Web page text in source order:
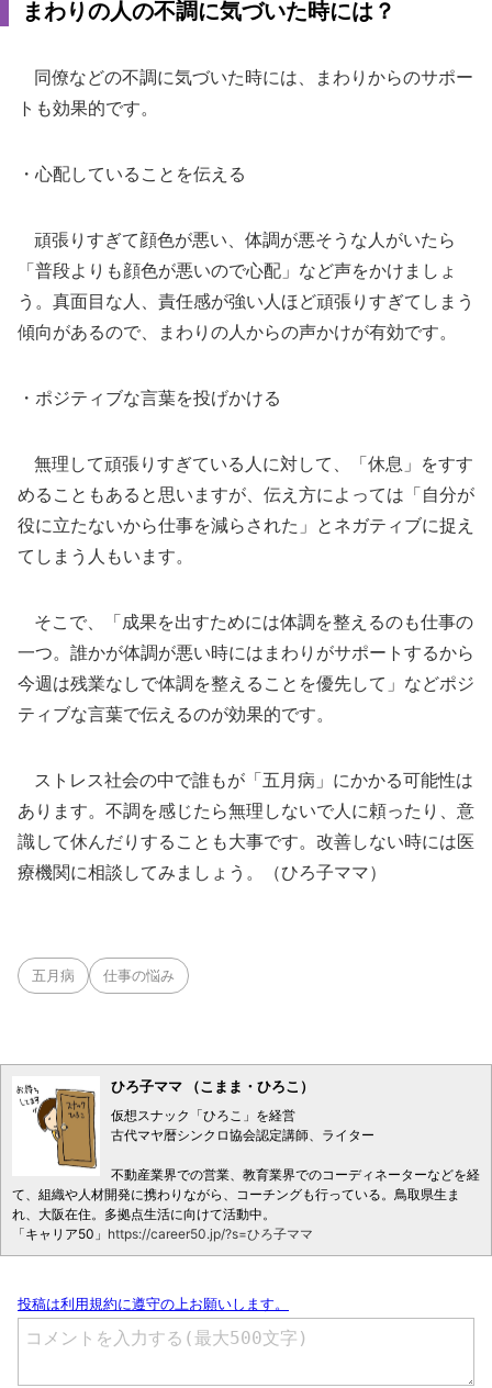
まわりの人の不調に気づいた時には？
同僚などの不調に気づいた時には、まわりからのサポー
トも効果的です。
・心配していることを伝える
頑張りすぎて顔色が悪い、体調が悪そうな人がいたら
「普段よりも顔色が悪いので心配」など声をかけましょ
う。真面目な人、責任感が強い人ほど頑張りすぎてしまう
傾向があるので、まわりの人からの声かけが有効です。
・ポジティブな言葉を投げかける
無理して頑張りすぎている人に対して、「休息」をすす
めることもあると思いますが、伝え方によっては「自分が
役に立たないから仕事を減らされた」とネガティブに捉え
てしまう人もいます。
そこで、「成果を出すためには体調を整えるのも仕事の
一つ。誰かが体調が悪い時にはまわりがサポートするから
今週は残業なしで体調を整えることを優先して」などポジ
ティブな言葉で伝えるのが効果的です。
ストレス社会の中で誰もが「五月病」にかかる可能性は
あります。不調を感じたら無理しないで人に頼ったり、意
識して休んだりすることも大事です。改善しない時には医
療機関に相談してみましょう。（ひろ子ママ）
五月病 仕事の悩み
ひろ子ママ （こまま・ひろこ）
仮想スナック「ひろこ」を経営
古代マヤ暦シンクロ協会認定講師、ライター
不動産業界での営業、教育業界でのコーディネーターなどを経
て、組織や人材開発に携わりながら、コーチングも行っている。鳥取県生ま
れ、大阪在住。多拠点生活に向けて活動中。
「キャリア50」 https://career50.jp/?s=ひろ子ママ